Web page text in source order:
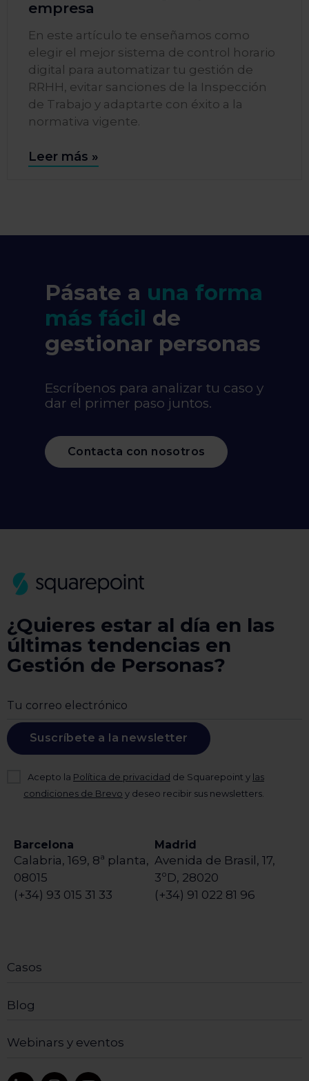
empresa
En este artículo te enseñamos como
elegir el mejor sistema de control horario
digital para automatizar tu gestión de
RRHH, evitar sanciones de la Inspección
de Trabajo y adaptarte con éxito a la
normativa vigente.
Leer más »
Pásate a una forma
más fácil de
gestionar personas
Escríbenos para analizar tu caso y
dar el primer paso juntos.
Contacta con nosotros
¿Quieres estar al día en las
últimas tendencias en
Gestión de Personas?
Suscríbete a la newsletter
Acepto la Política de privacidad de Squarepoint y las
condiciones de Brevo y deseo recibir sus newsletters.
Barcelona
Calabria, 169, 8ª planta,
08015
(+34) 93 015 31 33
Madrid
Avenida de Brasil, 17,
3ºD, 28020
(+34) 91 022 81 96
Casos
Blog
Webinars y eventos